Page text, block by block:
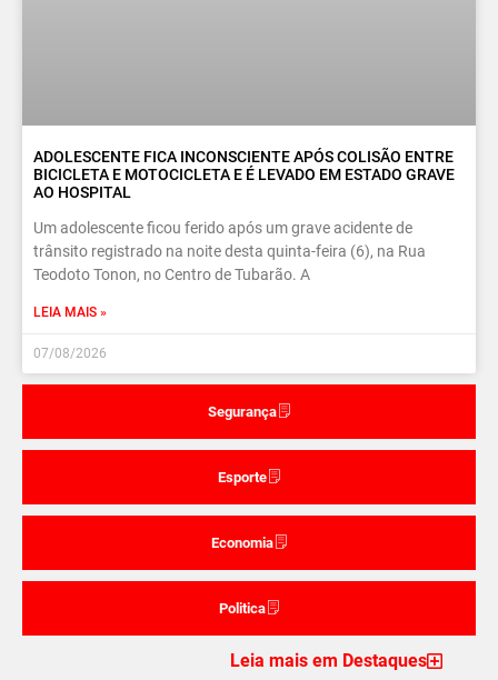
Segurança
Esporte
Economia
Politica
ADOLESCENTE FICA INCONSCIENTE APÓS COLISÃO ENTRE
BICICLETA E MOTOCICLETA E É LEVADO EM ESTADO GRAVE
AO HOSPITAL
Um adolescente ficou ferido após um grave acidente de
trânsito registrado na noite desta quinta-feira (6), na Rua
Teodoto Tonon, no Centro de Tubarão. A
LEIA MAIS »
07/08/2026
Leia mais em Destaques